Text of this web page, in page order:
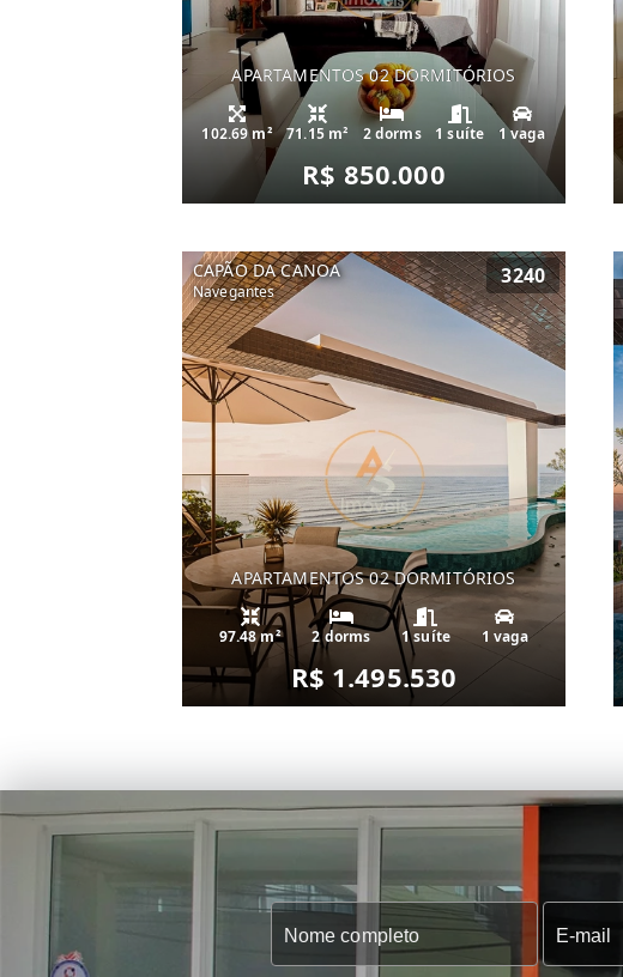
APARTAMENTOS 02 DORMITÓRIOS
102.69 m² 71.15 m² 2 dorms 1 suíte 1 vaga
R$ 850.000
CAPÃO DA CANOA
Navegantes
3240
APARTAMENTOS 02 DORMITÓRIOS
97.48 m² 2 dorms 1 suíte 1 vaga
R$ 1.495.530